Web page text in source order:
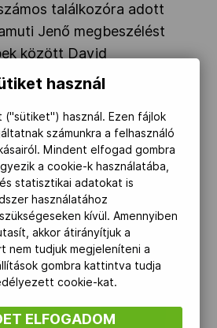
találkozóra adott
Jenő megbeszélést
között David
Olimpiai
(UCI) elnökével.
használ
("sütiket") használ. Ezen fájlok
számunkra a felhasználó
Mindent elfogad gombra
a cookie-k használatába,
statisztikai adatokat is
használatához
kívül. Amennyiben
akkor átirányítjuk a
nem tudjuk megjeleníteni a
gombra kattintva tudja
cookie-kat.
ELFOGADOM